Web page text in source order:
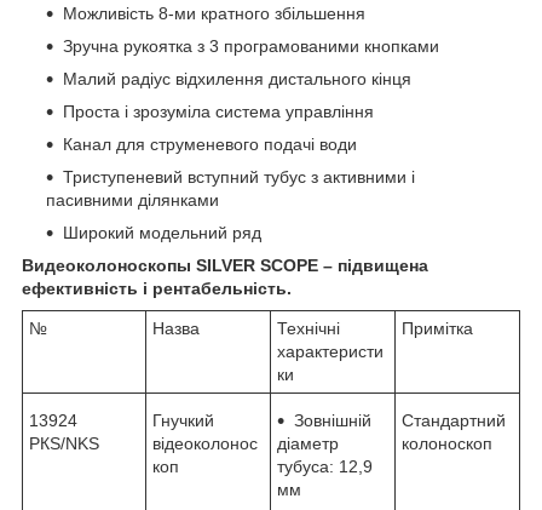
Можливість 8-ми кратного збільшення
Зручна рукоятка з 3 програмованими кнопками
Малий радіус відхилення дистального кінця
Проста і зрозуміла система управління
Канал для струменевого подачі води
Триступеневий вступний тубус з активними і
пасивними ділянками
Широкий модельний ряд
Видеоколоноскопы SILVER SCOPE – підвищена
ефективність і рентабельність.
№ Назва
Технічні
характеристи
ки
Примітка
13924
РКЅ/NKS
Гнучкий
відеоколонос
коп
Зовнішній
діаметр
тубуса: 12,9
мм
Стандартний
колоноскоп